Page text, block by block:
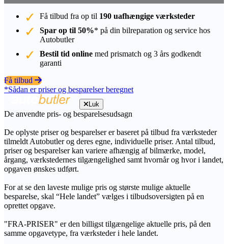
Få tilbud fra op til 190 uafhængige værksteder
Spar op til 50%* på din bilreparation og service hos
Autobutler
Bestil tid online med prismatch og 3 års godkendt
garanti
Få tilbud
*Sådan er priser og besparelser beregnet
Luk
De anvendte pris- og besparelsesudsagn
De oplyste priser og besparelser er baseret på tilbud fra værksteder
tilmeldt Autobutler og deres egne, individuelle priser. Antal tilbud,
priser og besparelser kan variere afhængig af bilmærke, model,
årgang, værkstedernes tilgængelighed samt hvornår og hvor i landet,
opgaven ønskes udført.
For at se den laveste mulige pris og største mulige aktuelle
besparelse, skal “Hele landet” vælges i tilbudsoversigten på en
oprettet opgave.
"FRA-PRISER" er den billigst tilgængelige aktuelle pris, på den
samme opgavetype, fra værksteder i hele landet.